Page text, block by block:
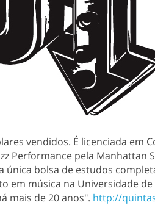
vendidos. É licenciada em
Performance pela
única bolsa de estudos
em música na Universidade
mais de 20 anos". http://